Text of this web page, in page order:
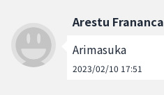
Arestu Frananca
Arimasuka
2023/02/10 17:51